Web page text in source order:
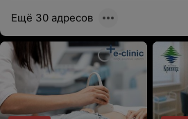
Ещё 30 адресов